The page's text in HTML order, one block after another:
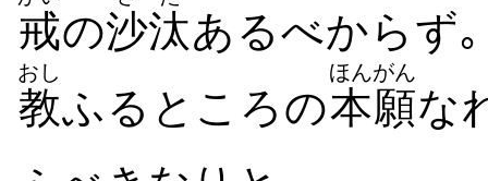
戒の沙汰あるべからず
教
おし
ふるところの本願
ほんがん
な